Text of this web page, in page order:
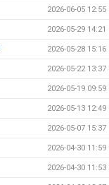
2026-06-05 12:55
2026-05-29 14:21
2026-05-28 15:16
2026-05-22 13:37
2026-05-19 09:59
2026-05-13 12:49
2026-05-07 15:37
2026-04-30 11:59
2026-04-30 11:53